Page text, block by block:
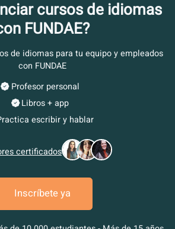
cursos de
con FUNDAE?
de idiomas para tu equipo y
con FUNDAE
Profesor personal
Libros + app
Practica escribir y hablar
certificados